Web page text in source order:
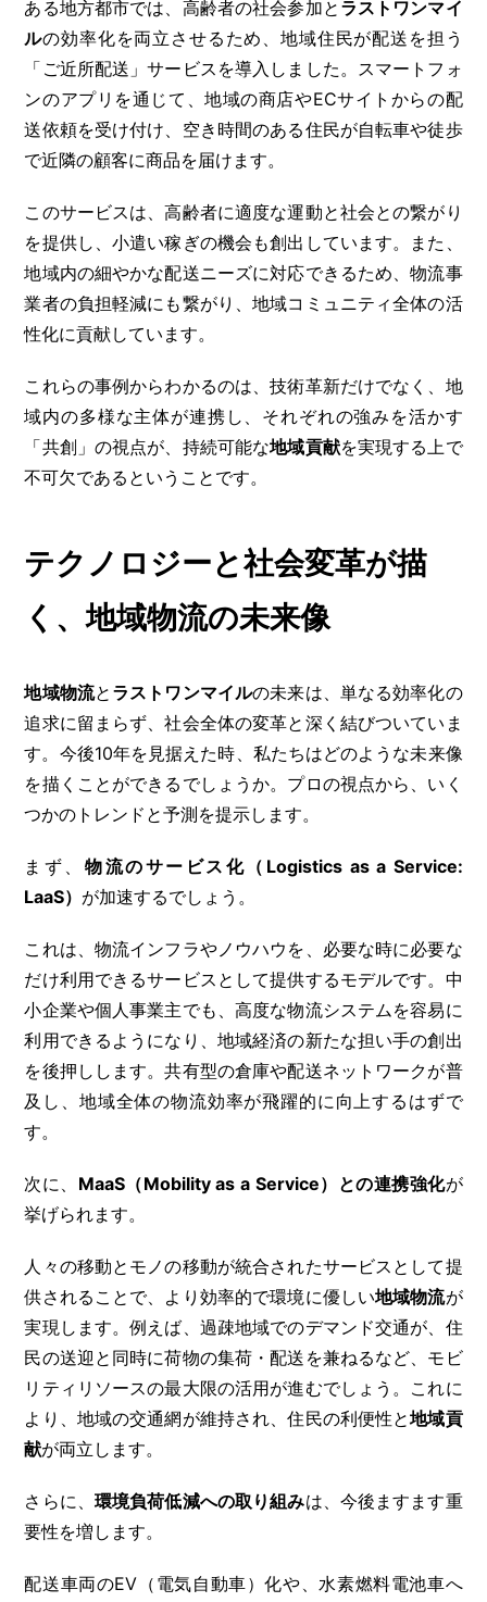
ある地方都市では、高齢者の社会参加と ラストワンマイ
ルの効率化を両立させるため、地域住民が配送を担う
「ご近所配送」サービスを導入しました。スマートフォ
ンのアプリを通じて、地域の商店やECサイトからの配
送依頼を受け付け、空き時間のある住民が自転車や徒歩
で近隣の顧客に商品を届けます。
このサービスは、高齢者に適度な運動と社会との繋がり
を提供し、小遣い稼ぎの機会も創出しています。また、
地域内の細やかな配送ニーズに対応できるため、物流事
業者の負担軽減にも繋がり、地域コミュニティ全体の活
性化に貢献しています。
これらの事例からわかるのは、技術革新だけでなく、地
域内の多様な主体が連携し、それぞれの強みを活かす
「共創」の視点が、持続可能な地域貢献を実現する上で
不可欠であるということです。
テクノロジーと社会変革が描
く、地域物流の未来像
地域物流と ラストワンマイルの未来は、単なる効率化の
追求に留まらず、社会全体の変革と深く結びついていま
す。今後10年を見据えた時、私たちはどのような未来像
を描くことができるでしょうか。プロの視点から、いく
つかのトレンドと予測を提示します。
まず、物流のサービス化（Logistics as a Service:
LaaS） が加速するでしょう。
これは、物流インフラやノウハウを、必要な時に必要な
だけ利用できるサービスとして提供するモデルです。中
小企業や個人事業主でも、高度な物流システムを容易に
利用できるようになり、地域経済の新たな担い手の創出
を後押しします。共有型の倉庫や配送ネットワークが普
及し、地域全体の物流効率が飛躍的に向上するはずで
す。
次に、 MaaS（Mobility as a Service）との連携強化が
挙げられます。
人々の移動とモノの移動が統合されたサービスとして提
供されることで、より効率的で環境に優しい地域物流が
実現します。例えば、過疎地域でのデマンド交通が、住
民の送迎と同時に荷物の集荷・配送を兼ねるなど、モビ
リティリソースの最大限の活用が進むでしょう。これに
より、地域の交通網が維持され、住民の利便性と地域貢
献が両立します。
さらに、 環境負荷低減への取り組みは、今後ますます重
要性を増します。
配送車両のEV（電気自動車）化や、水素燃料電池車へ